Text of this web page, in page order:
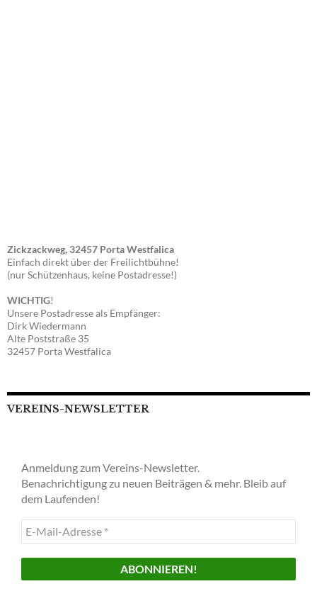
Zickzackweg, 32457 Porta Westfalica
Einfach direkt über der Freilichtbühne!
(nur Schützenhaus, keine Postadresse!)
WICHTIG!
Unsere Postadresse als Empfänger:
Dirk Wiedermann
Alte Poststraße 35
32457 Porta Westfalica
VEREINS-NEWSLETTER
Anmeldung zum Vereins-Newsletter.
Benachrichtigung zu neuen Beiträgen & mehr. Bleib auf
dem Laufenden!
E-
Mail-
Adresse